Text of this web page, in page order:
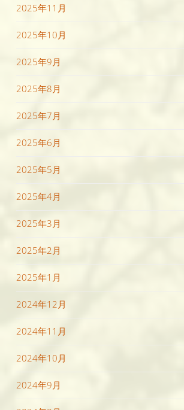
2025年11月
2025年10月
2025年9月
2025年8月
2025年7月
2025年6月
2025年5月
2025年4月
2025年3月
2025年2月
2025年1月
2024年12月
2024年11月
2024年10月
2024年9月